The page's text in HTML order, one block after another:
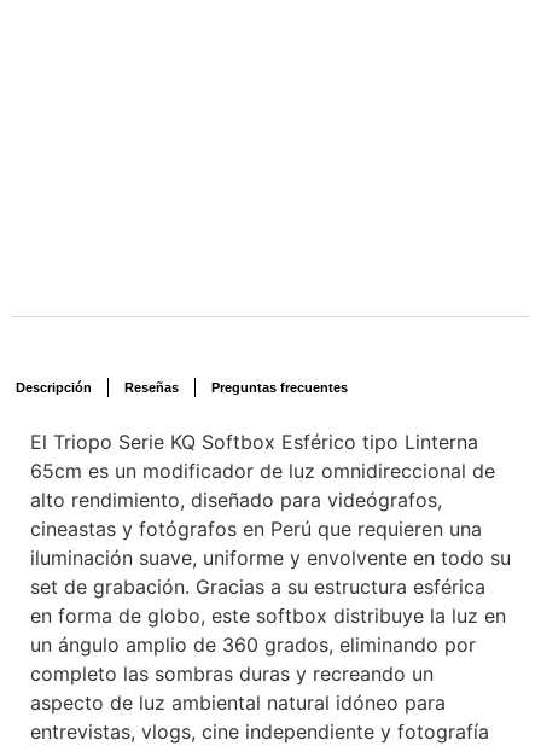
Descripción Reseñas Preguntas frecuentes
El Triopo Serie KQ Softbox Esférico tipo Linterna
65cm es un modificador de luz omnidireccional de
alto rendimiento, diseñado para videógrafos,
cineastas y fotógrafos en Perú que requieren una
iluminación suave, uniforme y envolvente en todo su
set de grabación. Gracias a su estructura esférica
en forma de globo, este softbox distribuye la luz en
un ángulo amplio de 360 grados, eliminando por
completo las sombras duras y recreando un
aspecto de luz ambiental natural idóneo para
entrevistas, vlogs, cine independiente y fotografía